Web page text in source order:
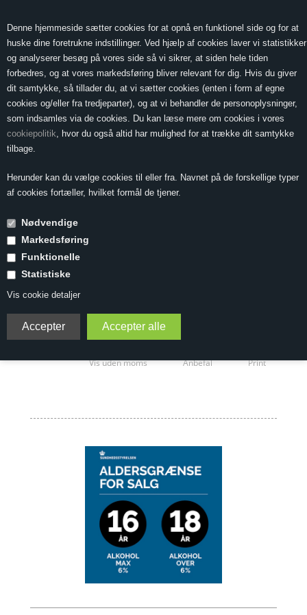
Denne hjemmeside sætter cookies for at opnå en funktionel side og for at
huske dine foretrukne indstillinger. Ved hjælp af cookies laver vi statistikker
og analyserer besøg på vores side så vi sikrer, at siden hele tiden
forbedres, og at vores markedsføring bliver relevant for dig. Hvis du giver
dit samtykke, så tillader du, at vi sætter cookies (enten i form af egne
cookies og/eller fra tredjeparter), og at vi behandler de personoplysninger,
som indsamles via de cookies. Du kan læse mere om cookies i vores
cookiepolitik, hvor du også altid har mulighed for at trække dit samtykke
tilbage.
Herunder kan du vælge cookies til eller fra. Navnet på de forskellige typer
af cookies fortæller, hvilket formål de tjener.
Nødvendige
Markedsføring
Funktionelle
Statistiske
Vis cookie detaljer
0,00
MENU
Smagninger m.m.
Vis uden moms Anbefal Print